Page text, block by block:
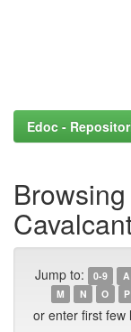
Edoc -
Jump to: 0-9 A
M
N O P
or enter first few